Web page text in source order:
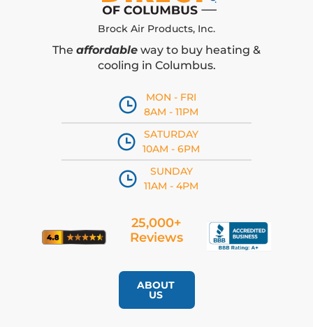
Brock Air Products, Inc.
The affordable way to buy heating &
cooling in Columbus.
MON - FRI
8AM - 11PM
SATURDAY
10AM - 6PM
SUNDAY
11AM - 4PM
25,000+
Reviews
ABOUT
US